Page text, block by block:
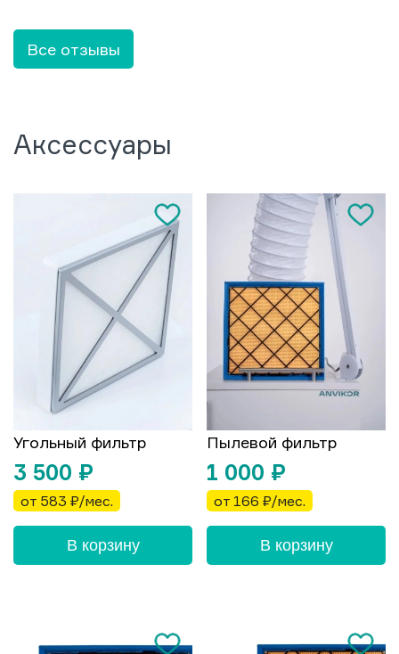
Все отзывы
Аксессуары
Угольный фильтр
3 500 ₽
от 583 ₽/мес.
В корзину
Пылевой фильтр
1 000 ₽
от 166 ₽/мес.
В корзину